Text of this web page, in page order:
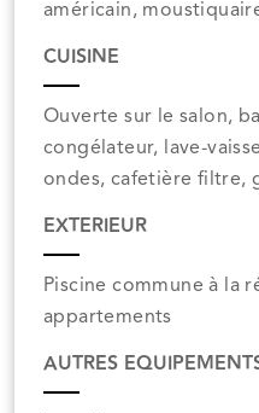
américain,
CUISINE
Ouverte sur le salon,
congélateur, lave-
ondes, cafetière filtre,
EXTERIEUR
Piscine commune à la
appartements
AUTRES